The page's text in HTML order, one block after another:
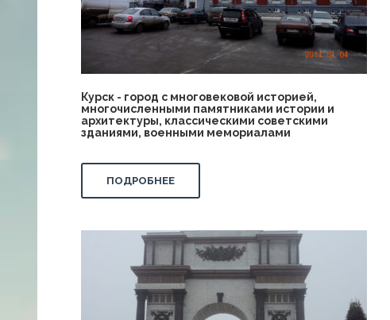
Курск - город с многовековой историей,
многочисленными памятниками истории и
архитектуры, классическими советскими
зданиями, военными мемориалами
ПОДРОБНЕЕ